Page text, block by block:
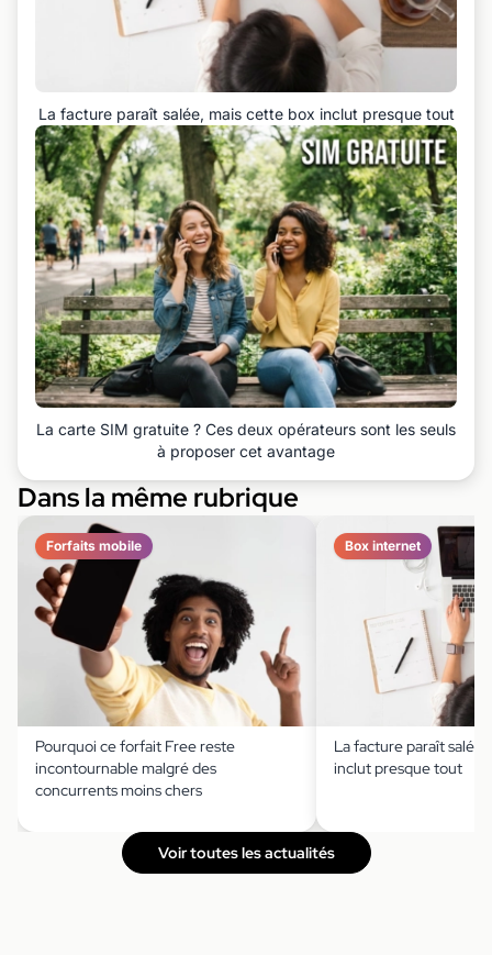
La facture paraît salée, mais cette box inclut presque tout
La carte SIM gratuite ? Ces deux opérateurs sont les seuls
à proposer cet avantage
Dans la même rubrique
Forfaits mobile
Pourquoi ce forfait Free reste
incontournable malgré des
concurrents moins chers
Box internet
La facture paraît
inclut presque tout
Voir toutes les actualités